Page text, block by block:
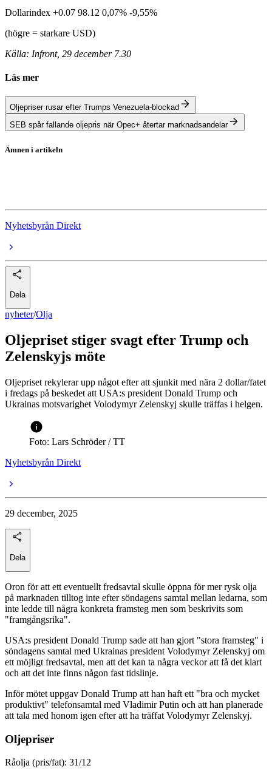
Dollarindex +0.07 98.12 0,07% -9,55%
(högre = starkare USD)
Källa: Infront, 29 december 7.30
Läs mer
Oljepriser rusar efter Trumps Venezuela-blockad
SEB spår fallande oljepris när Opec+ återtar marknadsandelar
Ämnen i artikeln
Nyhetsbyrån Direkt
Dela
nyheter/Olja
Oljepriset stiger svagt efter Trump och
Zelenskyjs möte
Oljepriset rekylerar upp något efter att sjunkit med nära 2 dollar/fatet
i fredags på beskedet att USA:s president Donald Trump och
Ukrainas motsvarighet Volodymyr Zelenskyj skulle träffas i helgen.
Foto: Lars Schröder / TT
Nyhetsbyrån Direkt
29 december, 2025
Dela
Oron för att ett eventuellt fredsavtal skulle öppna för mer rysk olja
på marknaden tilltog inte efter söndagens samtal mellan ledarna, som
inte ledde till några konkreta framsteg men som beskrivits som
"framgångsrika".
USA:s president Donald Trump sade att han gjort "stora framsteg" i
söndagens samtal med Ukrainas president Volodymyr Zelenskyj om
ett möjligt fredsavtal, men att det kan ta några veckor att få det klart
och att det inte finns någon fast tidslinje.
Inför mötet uppgav Donald Trump att han haft ett "bra och mycket
produktivt" telefonsamtal med Vladimir Putin och att han planerade
att tala med honom igen efter att ha träffat Volodymyr Zelenskyj.
Oljepriser
Råolja (pris/fat): 31/12